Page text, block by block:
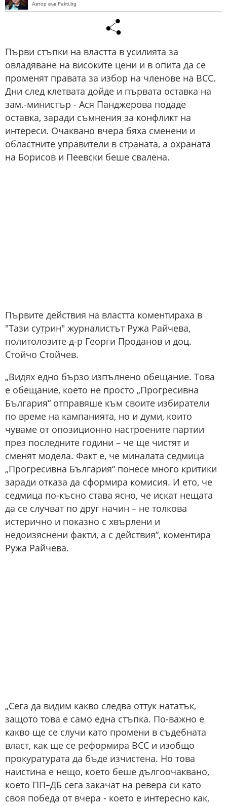
Автор във Fakti.bg
Първи стъпки на властта в усилията за
овладяване на високите цени и в опита да се
променят правата за избор на членове на ВСС.
Дни след клетвата дойде и първата оставка на
зам.-министър - Ася Панджерова подаде
оставка, заради съмнения за конфликт на
интереси. Очаквано вчера бяха сменени и
областните управители в страната, а охраната
на Борисов и Пеевски беше свалена.
Първите действия на властта коментираха в
"Тази сутрин" журналистът Ружа Райчева,
политолозите д-р Георги Проданов и доц.
Стойчо Стойчев.
„Видях едно бързо изпълнено обещание. Това
е обещание, което не просто „Прогресивна
България“ отправяше към своите избиратели
по време на кампанията, но и думи, които
чуваме от опозиционно настроените партии
през последните години – че ще чистят и
сменят модела. Факт е, че миналата седмица
„Прогресивна България“ понесе много критики
заради отказа да сформира комисия. И ето, че
седмица по-късно става ясно, че искат нещата
да се случват по друг начин – не толкова
истерично и показно с хвърлени и
недоизяснени факти, а с действия“, коментира
Ружа Райчева.
„Сега да видим какво следва оттук нататък,
защото това е само една стъпка. По-важно е
какво ще се случи като промени в съдебната
власт, как ще се реформира ВСС и изобщо
прокуратурата да бъде изчистена. Но това
наистина е нещо, което беше дългоочаквано,
което ПП–ДБ сега закачат на ревера си като
своя победа от вчера - което е интересно как,